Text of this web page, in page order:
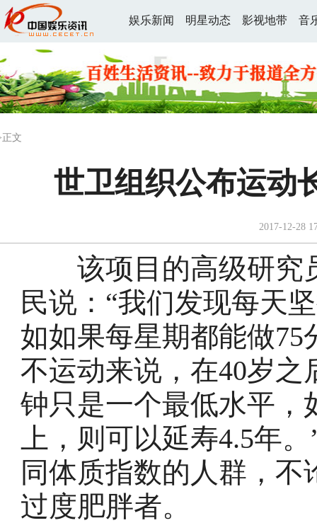
娱乐新闻 明星动态 影视地带 音
文
世卫组织公布运动
2017-12-28
该项目的高级研究
民说：“我们发现每天
如如果每星期都能做
不运动来说，在40岁之
钟只是一个最低水平，
上，则可以延寿4.5年
同体质指数的人群，
过度肥胖者。